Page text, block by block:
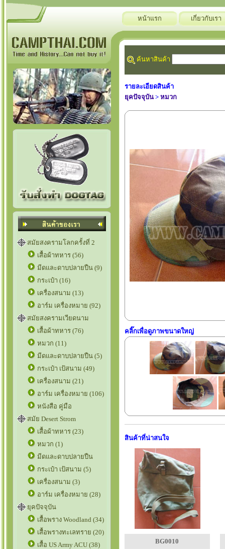
หน้าแรก เกี่ยวกับเรา
สมัยสงครามโลกครั้งที่ 2
เสื้อผ้าทหาร (56)
มีดและดาบปลายปืน (9)
กระเป๋า (16)
เครื่องสนาม (13)
อาร์ม เครื่องหมาย (92)
สมัยสงครามเวียดนาม
เสื้อผ้าทหาร (76)
หมวก (11)
มีดและดาบปลายปืน (5)
กระเป๋า เป้สนาม (49)
เครื่องสนาม (21)
อาร์ม เครื่องหมาย (106)
หนังสือ คู่มือ
สมัย Desert Strom
เสื้อผ้าทหาร (23)
หมวก (1)
มีดและดาบปลายปืน
กระเป๋า เป้สนาม (5)
เครื่องสนาม (3)
อาร์ม เครื่องหมาย (28)
ยุคปัจจุบัน
เสื้อพราง Woodland (34)
เสื้อพรางทะเลทราย (20)
เสื้อ US Army ACU (38)
ค้นหาสินค้า
รายละเอียดสินค้า
ยุคปัจจุบัน > หมวก
คลิ๊กเพื่อดูภาพขนาดใหญ่
สินค้าที่น่าสนใจ
BG0010